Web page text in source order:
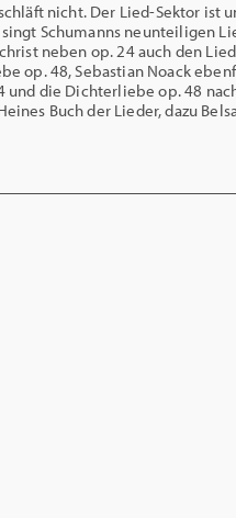
nicht. Der Lied-Sektor ist
Schumanns neunteiligen
neben op. 24 auch den
op. 48, Sebastian Noack
und die Dichterliebe op. 48
Buch der Lieder, dazu